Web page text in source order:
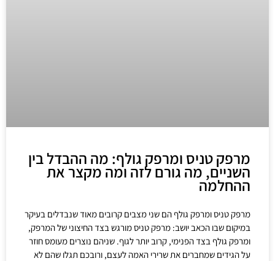
מרפק טניס ומרפק גולף: מה ההבדל בין
השניים, מה גורם לזה ומה מקצר את
ההחלמה
מרפק טניס ומרפק גולף הם שני מצבים קרובים מאוד שנבדלים בעיקר
במיקום שבו הכאב יושב: מרפק טניס מורגש בצד החיצוני של המרפק,
ומרפק גולף בצד הפנימי, קרוב יותר לגוף. שניהם נוצרים מעומס חוזר
על הגידים שמחברים את שרירי האמה לעצם, ורובכם תגלו שהם לא